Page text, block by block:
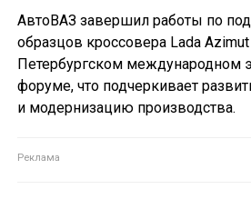
АвтоВАЗ завершил работы по
образцов кроссовера Lada
Петербургском международном
форуме, что подчеркивает
и модернизацию производства.